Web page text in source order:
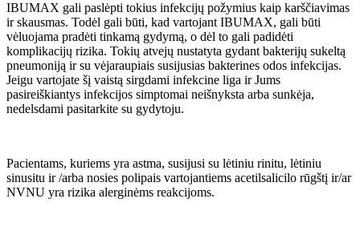
IBUMAX gali paslėpti tokius infekcijų požymius kaip karščiavimas
ir skausmas. Todėl gali būti, kad vartojant IBUMAX, gali būti
vėluojama pradėti tinkamą gydymą, o dėl to gali padidėti
komplikacijų rizika. Tokių atvejų nustatyta gydant bakterijų sukeltą
pneumoniją ir su vėjaraupiais susijusias bakterines odos infekcijas.
Jeigu vartojate šį vaistą sirgdami infekcine liga ir Jums
pasireiškiantys infekcijos simptomai neišnyksta arba sunkėja,
nedelsdami pasitarkite su gydytoju.
Pacientams, kuriems yra astma, susijusi su lėtiniu rinitu, lėtiniu
sinusitu ir /arba nosies polipais vartojantiems acetilsalicilo rūgštį ir/ar
NVNU yra rizika alerginėms reakcijoms.